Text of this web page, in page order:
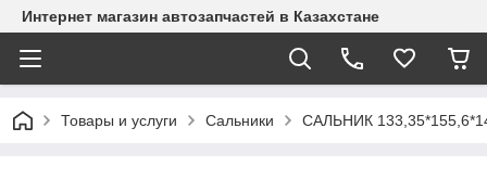
Интернет магазин автозапчастей в Казахстане
Товары и услуги Сальники САЛЬНИК